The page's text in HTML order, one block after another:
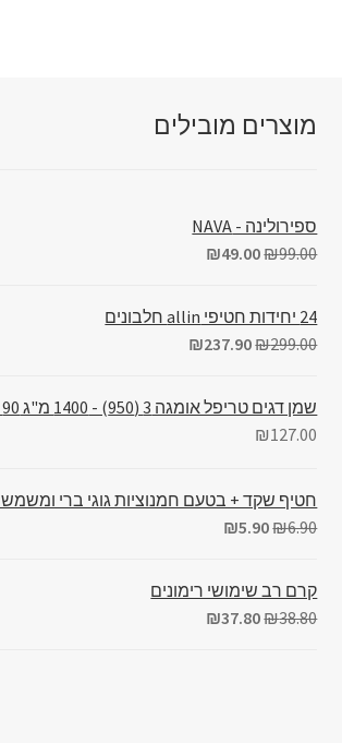
מוצרים מובילים
ספירולינה - NAVA
₪99.00
₪49.00
24 יחידות חטיפי allin חלבונים
₪299.00
₪237.90
שמן דגים טריפל אומגה 3 (950) - 1400 מ"ג 90 כמוסות
₪127.00
חטיף שקד + בטעם חמנוציות גוגי ברי ומשמש 37 גרם
₪6.90
₪5.90
קרם רב שימושי רימונים
₪38.80
₪37.80